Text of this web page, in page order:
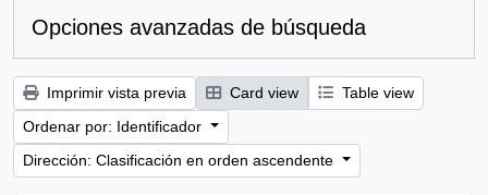
Opciones avanzadas de búsqueda
Imprimir vista previa Card view
Table view
Ordenar por: Identificador
Dirección: Clasificación en orden ascendente